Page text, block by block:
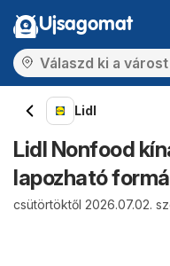
Ujsagomat
Lidl
Lidl Nonfood
lapozható
csütörtöktől 2026.07.02.